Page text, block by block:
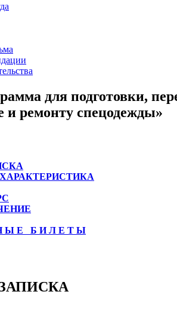
для подготовки,
ремонту спецодежды»
Ы Е Б И Л Е Т Ы